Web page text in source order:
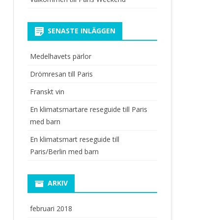
SENASTE INLÄGGEN
Medelhavets pärlor
Drömresan till Paris
Franskt vin
En klimatsmartare reseguide till Paris
med barn
En klimatsmart reseguide till
Paris/Berlin med barn
ARKIV
februari 2018